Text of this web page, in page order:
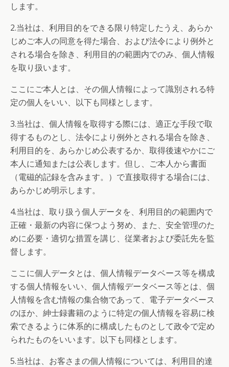
します。
2.当社は、利用目的をできる限り特定したうえ、あらか
じめご本人の同意を得た場合、および法令により例外と
される場合を除き、利用目的の範囲内でのみ、個人情報
を取り扱います。
ここにご本人とは、その個人情報によって識別される特
定の個人をいい、以下も同様とします。
3.当社は、個人情報を取得する際には、適正な手段で取
得するものとし、法令により例外とされる場合を除き、
利用目的を、あらかじめ公表するか、取得後速やかにご
本人に通知または公表します。但し、ご本人から書面
（電磁的記録を含みます。）で直接取得する場合には、
あらかじめ明示します。
4.当社は、取り扱う個人データを、利用目的の範囲内で
正確・最新の内容に保つよう努め、また、安全管理のた
めに必要・適切な措置を講じ、従業者および委託先を監
督します。
ここに個人データとは、個人情報データベース等を構成
する個人情報をいい、個人情報データベース等とは、個
人情報を含む情報の集合物であって、電子データベース
のほか、紳士録書籍のように特定の個人情報を容易に検
索できるように体系的に構成したものとして政令で定め
られたものをいいます。以下も同様とします。
5.当社は、お客さまの個人情報については、利用目的達